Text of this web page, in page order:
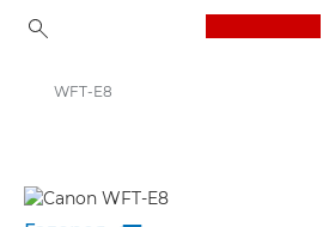
WFT-E8